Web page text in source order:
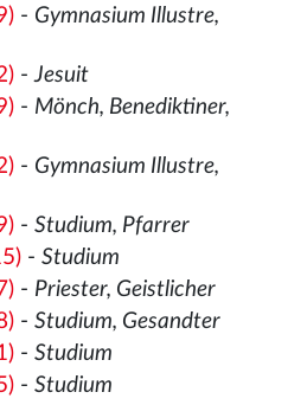
- Gymnasium Illustre,
- Jesuit
- Mönch, Benediktiner,
- Gymnasium Illustre,
- Studium, Pfarrer
- Studium
- Priester, Geistlicher
- Studium, Gesandter
- Studium
- Studium